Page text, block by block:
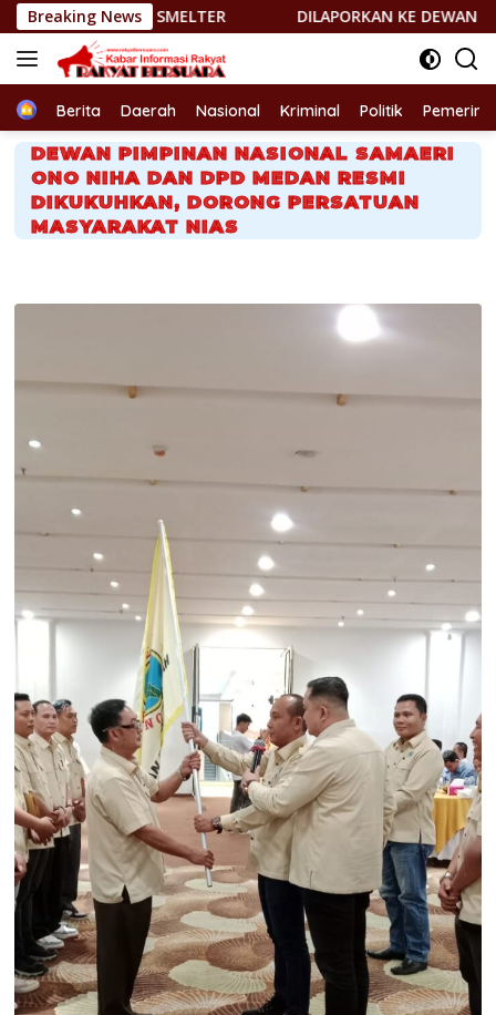
Langsung
ke
konten
Breaking NewsDILAPORKAN KE DEWAN PERS, PEMIMPIN
HomeBerita Daerah Nasional Kriminal Politik
DEWAN PIMPINAN NASIONAL SAMAERI
ONO NIHA DAN DPD MEDAN RESMI
DIKUKUHKAN, DORONG PERSATUAN
MASYARAKAT NIAS